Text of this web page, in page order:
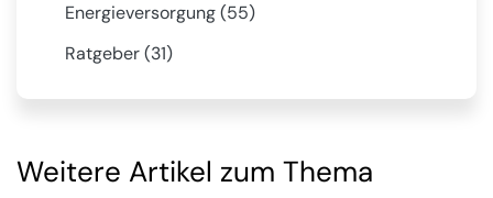
Energieversorgung (55)
Ratgeber (31)
Weitere Artikel zum Thema